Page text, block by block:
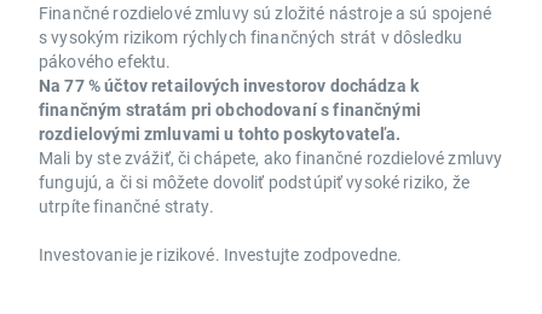
Finančné rozdielové zmluvy sú zložité nástroje a sú spojené
s vysokým rizikom rýchlych finančných strát v dôsledku
pákového efektu.
Na 77 % účtov retailových investorov dochádza k
finančným stratám pri obchodovaní s finančnými
rozdielovými zmluvami u tohto poskytovateľa.
Mali by ste zvážiť, či chápete, ako finančné rozdielové zmluvy
fungujú, a či si môžete dovoliť podstúpiť vysoké riziko, že
utrpíte finančné straty.
Investovanie je rizikové. Investujte zodpovedne.